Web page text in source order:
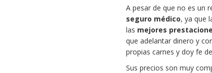
A pesar de que no es un
seguro médico, ya que
las mejores
que adelantar dinero y
propias carnes y doy fe
Sus precios son muy